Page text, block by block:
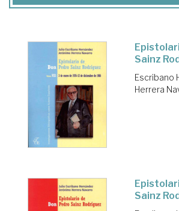
Sainz
Escribano
Herrera
Sainz